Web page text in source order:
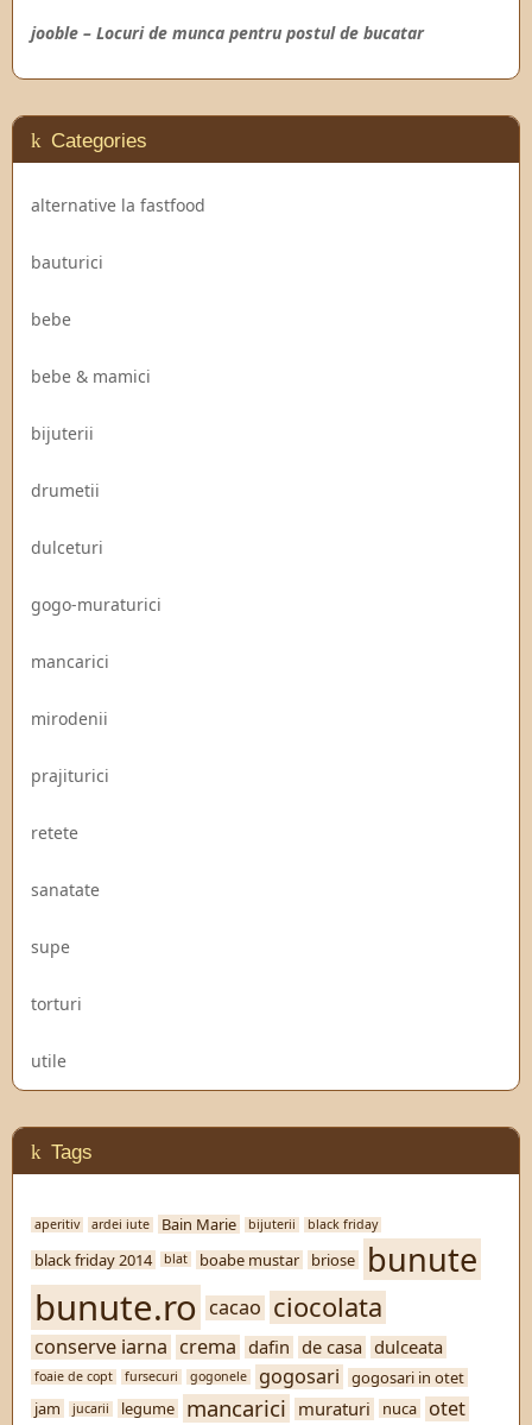
jooble – Locuri de munca pentru postul de bucatar
Categories
alternative la fastfood
bauturici
bebe
bebe & mamici
bijuterii
drumetii
dulceturi
gogo-muraturici
mancarici
mirodenii
prajiturici
retete
sanatate
supe
torturi
utile
Tags
aperitiv ardei iute Bain Marie bijuterii black friday
black friday 2014 blat boabe mustar briose bunute
bunute.ro cacao ciocolata
conserve iarna crema dafin de casa dulceata
foaie de copt fursecuri gogonele gogosari
gogosari in otet
jam
jucarii legume mancarici muraturi nuca otet